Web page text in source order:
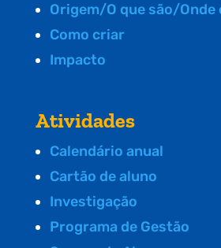
Origem/O que são/Onde
Como criar
Impacto
Atividades
Calendário anual
Cartão de aluno
Investigação
Programa de Gestão